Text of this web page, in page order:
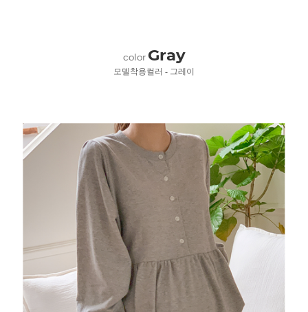
color Gray
모델착용컬러 - 그레이